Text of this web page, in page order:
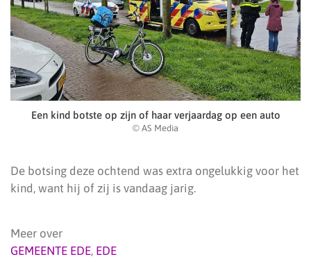
Een kind botste op zijn of haar verjaardag op een auto
© AS Media
De botsing deze ochtend was extra ongelukkig voor het
kind, want hij of zij is vandaag jarig.
Meer over
GEMEENTE EDE, EDE